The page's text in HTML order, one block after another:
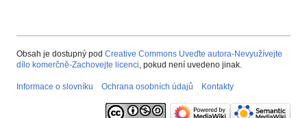
Obsah je dostupný pod Creative Commons Uveďte autora-Nevyužívejte
dílo komerčně-Zachovejte licenci, pokud není uvedeno jinak.
Informace o slovníku Ochrana osobních údajů Kontakty